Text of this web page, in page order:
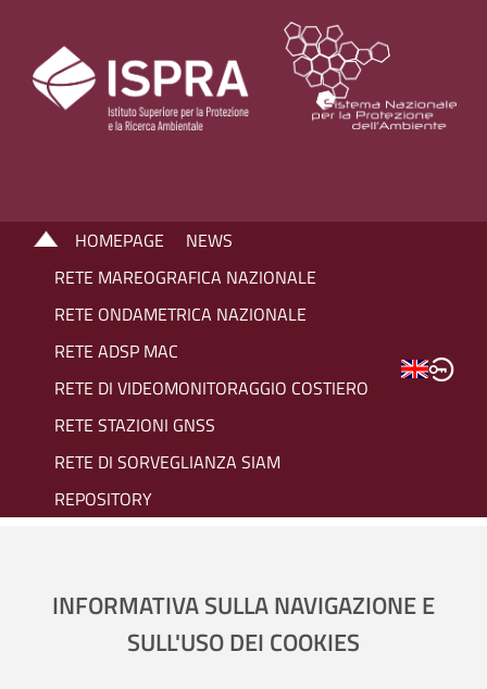
HOMEPAGE
NEWS
RETE MAREOGRAFICA NAZIONALE
RETE ONDAMETRICA NAZIONALE
RETE ADSP MAC
RETE DI VIDEOMONITORAGGIO COSTIERO
RETE STAZIONI GNSS
RETE DI SORVEGLIANZA SIAM
REPOSITORY
INFORMATIVA SULLA NAVIGAZIONE E
SULL'USO DEI COOKIES